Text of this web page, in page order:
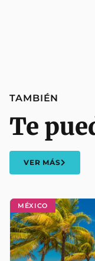
MÉXICO
TAMBIÉN
Te
VER MÁS